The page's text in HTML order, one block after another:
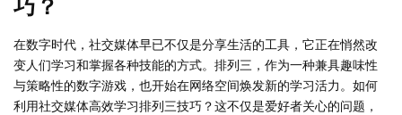
在数字时代，社交媒体早已不仅是分享生活的工具，它正在悄然改
变人们学习和掌握各种技能的方式。排列三，作为一种兼具趣味性
与策略性的数字游戏，也开始在网络空间焕发新的学习活力。如何
利用社交媒体高效学习排列三技巧？这不仅是爱好者关心的问题，